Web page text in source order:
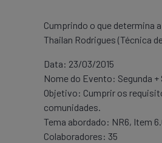
Cumprindo o que determina
Thailan Rodrigues (Técnica
Data: 23/03/2015
Nome do Evento: Segunda +
Objetivo: Cumprir os
comunidades.
Tema abordado: NR6, Item
Colaboradores: 35